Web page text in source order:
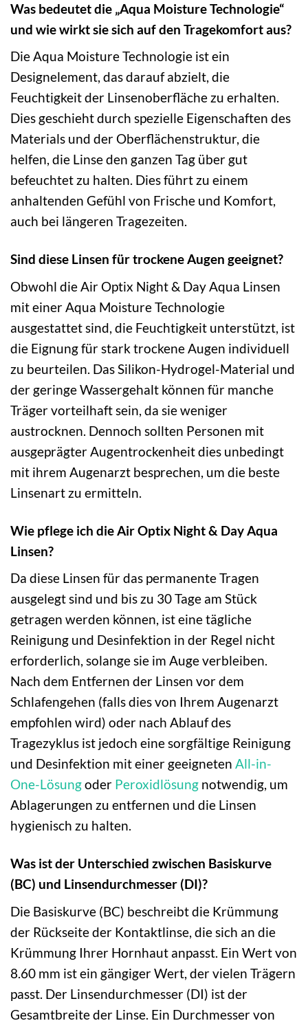
Was bedeutet die „Aqua Moisture Technologie“
und wie wirkt sie sich auf den Tragekomfort aus?
Die Aqua Moisture Technologie ist ein
Designelement, das darauf abzielt, die
Feuchtigkeit der Linsenoberfläche zu erhalten.
Dies geschieht durch spezielle Eigenschaften des
Materials und der Oberflächenstruktur, die
helfen, die Linse den ganzen Tag über gut
befeuchtet zu halten. Dies führt zu einem
anhaltenden Gefühl von Frische und Komfort,
auch bei längeren Tragezeiten.
Sind diese Linsen für trockene Augen geeignet?
Obwohl die Air Optix Night & Day Aqua Linsen
mit einer Aqua Moisture Technologie
ausgestattet sind, die Feuchtigkeit unterstützt, ist
die Eignung für stark trockene Augen individuell
zu beurteilen. Das Silikon-Hydrogel-Material und
der geringe Wassergehalt können für manche
Träger vorteilhaft sein, da sie weniger
austrocknen. Dennoch sollten Personen mit
ausgeprägter Augentrockenheit dies unbedingt
mit ihrem Augenarzt besprechen, um die beste
Linsenart zu ermitteln.
Wie pflege ich die Air Optix Night & Day Aqua
Linsen?
Da diese Linsen für das permanente Tragen
ausgelegt sind und bis zu 30 Tage am Stück
getragen werden können, ist eine tägliche
Reinigung und Desinfektion in der Regel nicht
erforderlich, solange sie im Auge verbleiben.
Nach dem Entfernen der Linsen vor dem
Schlafengehen (falls dies von Ihrem Augenarzt
empfohlen wird) oder nach Ablauf des
Tragezyklus ist jedoch eine sorgfältige Reinigung
und Desinfektion mit einer geeigneten All-in-
One-Lösungoder Peroxidlösung notwendig, um
Ablagerungen zu entfernen und die Linsen
hygienisch zu halten.
Was ist der Unterschied zwischen Basiskurve
(BC) und Linsendurchmesser (DI)?
Die Basiskurve (BC) beschreibt die Krümmung
der Rückseite der Kontaktlinse, die sich an die
Krümmung Ihrer Hornhaut anpasst. Ein Wert von
8.60 mm ist ein gängiger Wert, der vielen Trägern
passt. Der Linsendurchmesser (DI) ist der
Gesamtbreite der Linse. Ein Durchmesser von